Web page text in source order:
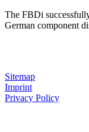
The FBDi
German component
Sitemap
Imprint
Privacy Policy